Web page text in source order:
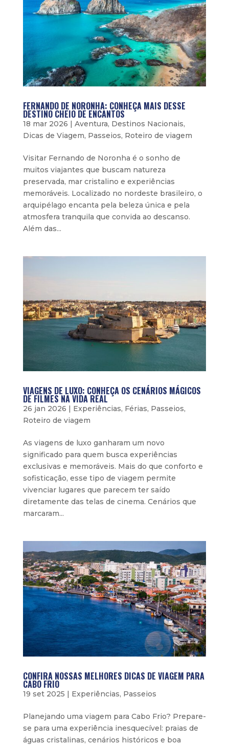
FERNANDO DE NORONHA: CONHEÇA MAIS DESSE
DESTINO CHEIO DE ENCANTOS
18 mar 2026 | Aventura, Destinos Nacionais,
Dicas de Viagem, Passeios, Roteiro de viagem
Visitar Fernando de Noronha é o sonho de
muitos viajantes que buscam natureza
preservada, mar cristalino e experiências
memoráveis. Localizado no nordeste brasileiro, o
arquipélago encanta pela beleza única e pela
atmosfera tranquila que convida ao descanso.
Além das...
VIAGENS DE LUXO: CONHEÇA OS CENÁRIOS MÁGICOS
DE FILMES NA VIDA REAL
26 jan 2026 Experiências, Férias, Passeios,
Roteiro de viagem
As viagens de luxo ganharam um novo
significado para quem busca experiências
exclusivas e memoráveis. Mais do que conforto e
sofisticação, esse tipo de viagem permite
vivenciar lugares que parecem ter saído
diretamente das telas de cinema. Cenários que
marcaram...
CONFIRA NOSSAS MELHORES DICAS DE VIAGEM PARA
CABO FRIO
19 set 2025 | Experiências, Passeios
Planejando uma viagem para Cabo Frio? Prepare-
se para uma experiência inesquecível: praias de
águas cristalinas, cenários históricos e boa